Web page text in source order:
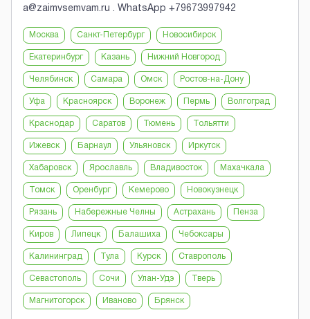
a@zaimvsemvam.ru . WhatsApp +79673997942
Москва Санкт-Петербург Новосибирск
Екатеринбург Казань Нижний Новгород
Челябинск Самара Омск Ростов-на-Дону
Уфа Красноярск Воронеж Пермь Волгоград
Краснодар Саратов Тюмень Тольятти
Ижевск Барнаул Ульяновск Иркутск
Хабаровск Ярославль Владивосток Махачкала
Томск Оренбург Кемерово Новокузнецк
Рязань Набережные Челны Астрахань Пенза
Киров Липецк Балашиха Чебоксары
Калининград Тула Курск Ставрополь
Севастополь Сочи Улан-Удэ Тверь
Магнитогорск Иваново Брянск